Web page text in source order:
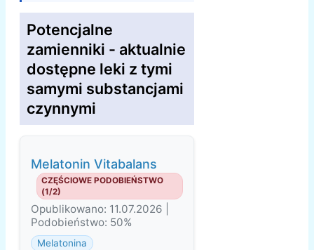
Potencjalne
zamienniki - aktualnie
dostępne leki z tymi
samymi substancjami
czynnymi
Melatonin Vitabalans
CZĘŚCIOWE PODOBIEŃSTWO
(1/2)
Opublikowano: 11.07.2026 |
Podobieństwo: 50%
Melatonina